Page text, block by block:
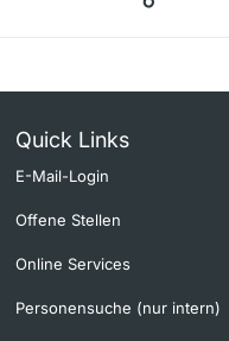
Quick Links
E-Mail-Login
Offene Stellen
Online Services
Personensuche (nur intern)